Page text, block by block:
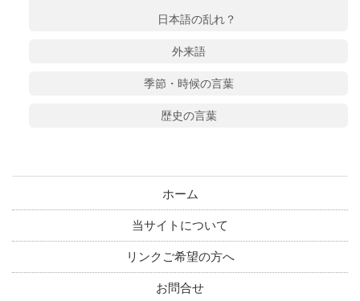
日本語の乱れ？
外来語
季節・時候の言葉
歴史の言葉
ホーム
当サイトについて
リンクご希望の方へ
お問合せ